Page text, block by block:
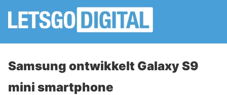
Samsung ontwikkelt Galaxy S9
mini smartphone